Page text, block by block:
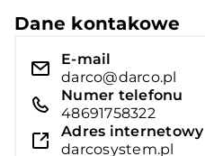
Dane kontakowe
E-mail
darco@darco.pl
Numer telefonu
48691758322
Adres internetowy
darcosystem.pl